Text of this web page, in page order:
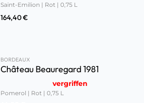
Saint-Emilion | Rot | 0,75 L
164,40€
BORDEAUX
Château Beauregard 1981
vergriffen
Pomerol | Rot | 0,75 L